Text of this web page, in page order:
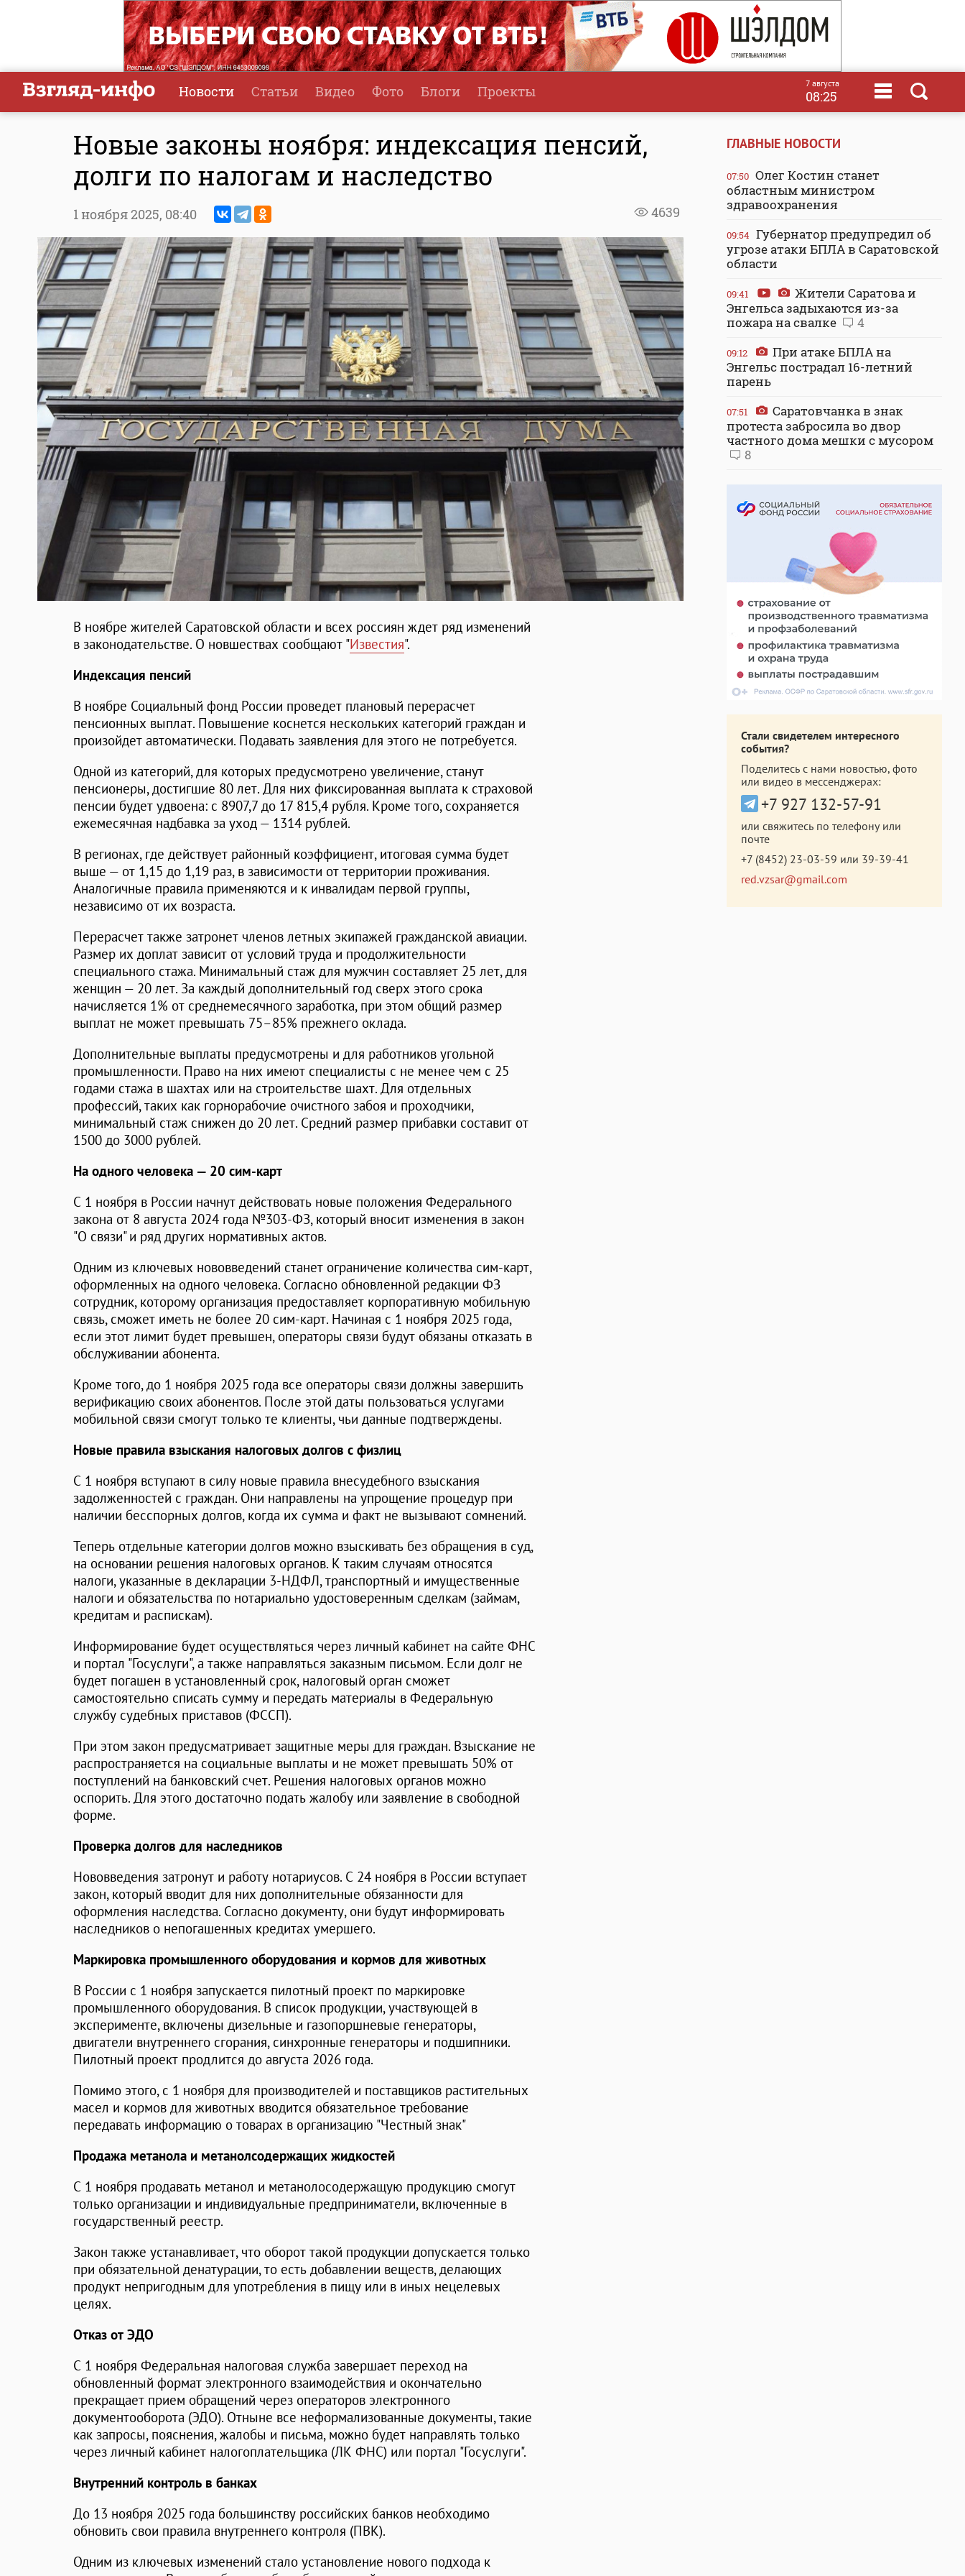
Новости Статьи Видео Фото Блоги Проекты 7 августа
08:25
Новые законы ноября: индексация пенсий,
долги по налогам и наследство
4639
1 ноября 2025, 08:40
В ноябре жителей Саратовской области и всех россиян ждет ряд изменений
в законодательстве. О новшествах сообщают "Известия".
Индексация пенсий
В ноябре Социальный фонд России проведет плановый перерасчет
пенсионных выплат. Повышение коснется нескольких категорий граждан и
произойдет автоматически. Подавать заявления для этого не потребуется.
Одной из категорий, для которых предусмотрено увеличение, станут
пенсионеры, достигшие 80 лет. Для них фиксированная выплата к страховой
пенсии будет удвоена: с 8907,7 до 17 815,4 рубля. Кроме того, сохраняется
ежемесячная надбавка за уход — 1314 рублей.
В регионах, где действует районный коэффициент, итоговая сумма будет
выше — от 1,15 до 1,19 раз, в зависимости от территории проживания.
Аналогичные правила применяются и к инвалидам первой группы,
независимо от их возраста.
Перерасчет также затронет членов летных экипажей гражданской авиации.
Размер их доплат зависит от условий труда и продолжительности
специального стажа. Минимальный стаж для мужчин составляет 25 лет, для
женщин — 20 лет. За каждый дополнительный год сверх этого срока
начисляется 1% от среднемесячного заработка, при этом общий размер
выплат не может превышать 75–85% прежнего оклада.
Дополнительные выплаты предусмотрены и для работников угольной
промышленности. Право на них имеют специалисты с не менее чем с 25
годами стажа в шахтах или на строительстве шахт. Для отдельных
профессий, таких как горнорабочие очистного забоя и проходчики,
минимальный стаж снижен до 20 лет. Средний размер прибавки составит от
1500 до 3000 рублей.
На одного человека — 20 сим-карт
С 1 ноября в России начнут действовать новые положения Федерального
закона от 8 августа 2024 года №303-ФЗ, который вносит изменения в закон
"О связи" и ряд других нормативных актов.
Одним из ключевых нововведений станет ограничение количества сим-карт,
оформленных на одного человека. Согласно обновленной редакции ФЗ
сотрудник, которому организация предоставляет корпоративную мобильную
связь, сможет иметь не более 20 сим-карт. Начиная с 1 ноября 2025 года,
если этот лимит будет превышен, операторы связи будут обязаны отказать в
обслуживании абонента.
Кроме того, до 1 ноября 2025 года все операторы связи должны завершить
верификацию своих абонентов. После этой даты пользоваться услугами
мобильной связи смогут только те клиенты, чьи данные подтверждены.
Новые правила взыскания налоговых долгов с физлиц
С 1 ноября вступают в силу новые правила внесудебного взыскания
задолженностей с граждан. Они направлены на упрощение процедур при
наличии бесспорных долгов, когда их сумма и факт не вызывают сомнений.
Теперь отдельные категории долгов можно взыскивать без обращения в суд,
на основании решения налоговых органов. К таким случаям относятся
налоги, указанные в декларации 3-НДФЛ, транспортный и имущественные
налоги и обязательства по нотариально удостоверенным сделкам (займам,
кредитам и распискам).
Информирование будет осуществляться через личный кабинет на сайте ФНС
и портал "Госуслуги", а также направляться заказным письмом. Если долг не
будет погашен в установленный срок, налоговый орган сможет
самостоятельно списать сумму и передать материалы в Федеральную
службу судебных приставов (ФССП).
При этом закон предусматривает защитные меры для граждан. Взыскание не
распространяется на социальные выплаты и не может превышать 50% от
поступлений на банковский счет. Решения налоговых органов можно
оспорить. Для этого достаточно подать жалобу или заявление в свободной
форме.
Проверка долгов для наследников
Нововведения затронут и работу нотариусов. С 24 ноября в России вступает
закон, который вводит для них дополнительные обязанности для
оформления наследства. Согласно документу, они будут информировать
наследников о непогашенных кредитах умершего.
Маркировка промышленного оборудования и кормов для животных
В России с 1 ноября запускается пилотный проект по маркировке
промышленного оборудования. В список продукции, участвующей в
эксперименте, включены дизельные и газопоршневые генераторы,
двигатели внутреннего сгорания, синхронные генераторы и подшипники.
Пилотный проект продлится до августа 2026 года.
Помимо этого, с 1 ноября для производителей и поставщиков растительных
масел и кормов для животных вводится обязательное требование
передавать информацию о товарах в организацию "Честный знак"
Продажа метанола и метанолсодержащих жидкостей
С 1 ноября продавать метанол и метанолосодержащую продукцию смогут
только организации и индивидуальные предприниматели, включенные в
государственный реестр.
Закон также устанавливает, что оборот такой продукции допускается только
при обязательной денатурации, то есть добавлении веществ, делающих
продукт непригодным для употребления в пищу или в иных нецелевых
целях.
Отказ от ЭДО
С 1 ноября Федеральная налоговая служба завершает переход на
обновленный формат электронного взаимодействия и окончательно
прекращает прием обращений через операторов электронного
документооборота (ЭДО). Отныне все неформализованные документы, такие
как запросы, пояснения, жалобы и письма, можно будет направлять только
через личный кабинет налогоплательщика (ЛК ФНС) или портал "Госуслуги".
Внутренний контроль в банках
До 13 ноября 2025 года большинству российских банков необходимо
обновить свои правила внутреннего контроля (ПВК).
Одним из ключевых изменений стало установление нового подхода к
ГЛАВНЫЕ НОВОСТИ
07:50 Олег Костин станет
областным министром
здравоохранения
09:54 Губернатор предупредил об
угрозе атаки БПЛА в Саратовской
области
09:41
Жители Саратова и
Энгельса задыхаются из-за
пожара на свалке
4
09:12
При атаке БПЛА на
Энгельс пострадал 16-летний
парень
07:51
Саратовчанка в знак
протеста забросила во двор
частного дома мешки с мусором
8
Стали свидетелем интересного
события?
Поделитесь с нами новостью, фото
или видео в мессенджерах:
+7 927 132-57-91
или свяжитесь по телефону или
почте
+7 (8452) 23-03-59 или 39-39-41
red.vzsar@gmail.com